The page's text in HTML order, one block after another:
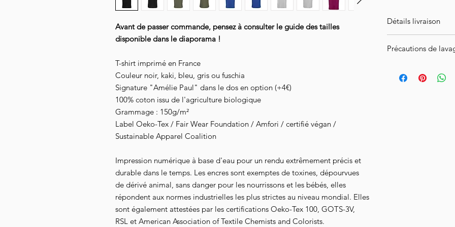
Avant de passer commande, pensez à consulter le guide des tailles
disponible dans le diaporama !
T-shirt imprimé en France
Couleur noir, kaki, bleu, gris ou fuschia
Signature "Amélie Paul" dans le dos en option (+4€)
100% coton issu de l'agriculture biologique
Grammage : 150g/m²
Label Oeko-Tex / Fair Wear Foundation / Amfori / certifié végan /
Sustainable Apparel Coalition
Impression numérique à base d'eau pour un rendu extrêmement précis et
durable dans le temps. Les encres sont exemptes de toxines, dépourvues
de dérivé animal, sans danger pour les nourrissons et les bébés, elles
répondent aux normes industrielles les plus strictes au niveau mondial. Elles
sont également attestées par les certifications Oeko-Tex 100, GOTS-3V,
RSL et American Association of Textile Chemists and Colorists.
Détails livraison
l'intégralité de votre
Livraison en
Précautions de
l'envers à 30°,